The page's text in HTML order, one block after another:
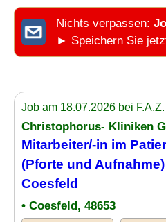
Nichts verpassen:
► Speichern Sie
Job am 18.07.2026 bei
Christophorus- Kliniken
Mitarbeiter/-in im
(Pforte und
Coesfeld
• Coesfeld, 48653